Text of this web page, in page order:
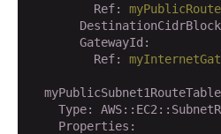
         Ref:
       GatewayId:
         Ref:
    Type:
    Properties: